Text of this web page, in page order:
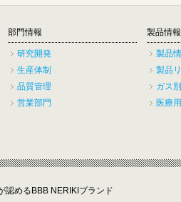
部門情報
研究開発
生産体制
品質管理
営業部門
製品情報
製品
製品
ガス
医療
めるBBB NERIKIブランド